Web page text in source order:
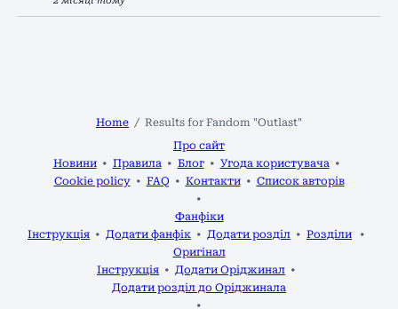
Home
Results for Fandom "Outlast"
Про сайт
Новини
Правила Блог
Угода користувача
Cookie policy
FAQ Контакти Список авторів
Фанфіки
Інструкція
Додати фанфік Додати розділ
Розділи
Оригінал
Інструкція
Додати Оріджинал
Додати розділ до Оріджинала